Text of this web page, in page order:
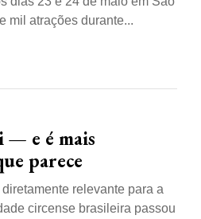
mil atrações durante...
— e é mais
parece
relevante para a
circense brasileira passou